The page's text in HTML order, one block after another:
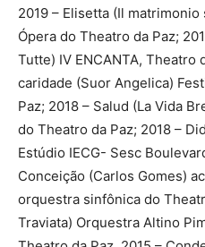
2019 – Elisetta (Il
Ópera do Theatro da Paz;
Tutte) IV ENCANTA, Theatro
caridade (Suor Angelica)
Paz; 2018 – Salud (La Vida
do Theatro da Paz; 2018 –
Estúdio IECG- Sesc
Conceição (Carlos Gomes)
orquestra sinfônica do
Traviata) Orquestra Altino